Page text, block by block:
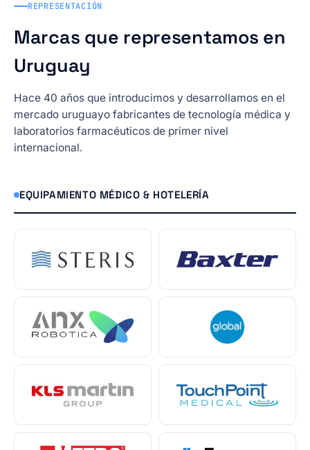
REPRESENTACIÓN
Marcas que representamos en
Uruguay
Hace 40 años que introducimos y desarrollamos en el
mercado uruguayo fabricantes de tecnología médica y
laboratorios farmacéuticos de primer nivel
internacional.
EQUIPAMIENTO MÉDICO & HOTELERÍA